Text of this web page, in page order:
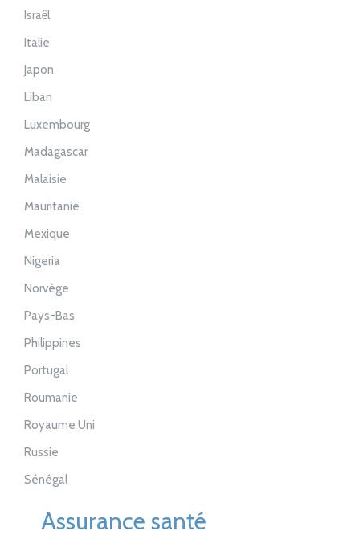
Israël
Italie
Japon
Liban
Luxembourg
Madagascar
Malaisie
Mauritanie
Mexique
Nigeria
Norvège
Pays-Bas
Philippines
Portugal
Roumanie
Royaume Uni
Russie
Sénégal
Assurance santé